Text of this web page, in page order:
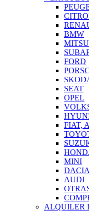
BMW
FORD
SEAT
OPEL
FIAT,
MINI
DACIA
AUDI
ALQUILER